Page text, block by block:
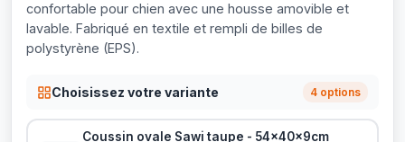
confortable pour chien avec une housse amovible et
lavable. Fabriqué en textile et rempli de billes de
polystyrène (EPS).
Choisissez votre variante 4 options
Coussin ovale Sawi taupe - 54x40x9cm